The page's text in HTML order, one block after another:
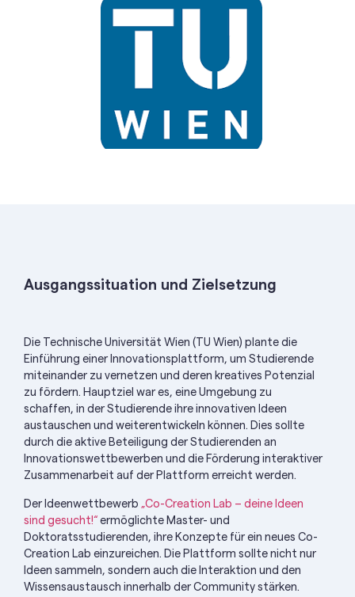
Ausgangssituation und Zielsetzung
Die Technische Universität Wien (TU Wien) plante die
Einführung einer Innovationsplattform, um Studierende
miteinander zu vernetzen und deren kreatives Potenzial
zu fördern. Hauptziel war es, eine Umgebung zu
schaffen, in der Studierende ihre innovativen Ideen
austauschen und weiterentwickeln können. Dies sollte
durch die aktive Beteiligung der Studierenden an
Innovationswettbewerben und die Förderung interaktiver
Zusammenarbeit auf der Plattform erreicht werden.
Der Ideenwettbewerb „Co-Creation Lab – deine Ideen
sind gesucht!“ ermöglichte Master- und
Doktoratsstudierenden, ihre Konzepte für ein neues Co-
Creation Lab einzureichen. Die Plattform sollte nicht nur
Ideen sammeln, sondern auch die Interaktion und den
Wissensaustausch innerhalb der Community stärken.